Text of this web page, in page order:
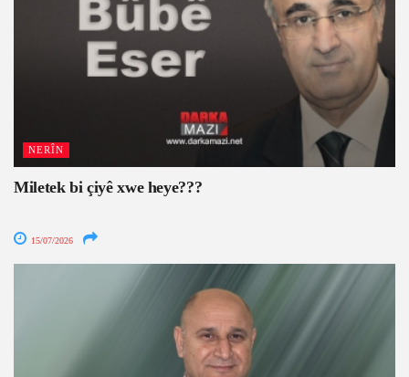
NERÎN
Miletek bi çiyê xwe heye???
15/07/2026